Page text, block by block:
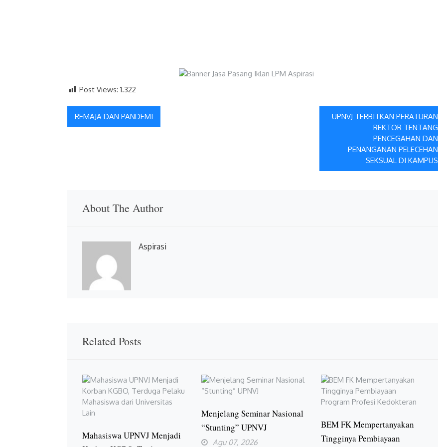
Post Views: 1.322
Navigasi
REMAJA DAN PANDEMI
UPNVJ TERBITKAN PERATURAN
REKTOR TENTANG
PENCEGAHAN DAN
PENANGANAN PELECEHAN
SEKSUAL DI KAMPUS
About The Author
Aspirasi
Related Posts
Mahasiswa UPNVJ Menjadi
Menjelang Seminar Nasional
“Stunting” UPNVJ
Agu 07, 2026
BEM FK Mempertanyakan
Tingginya Pembiayaan